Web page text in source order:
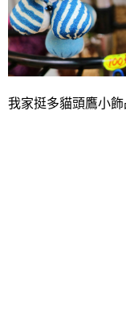
我家挺多貓頭鷹小